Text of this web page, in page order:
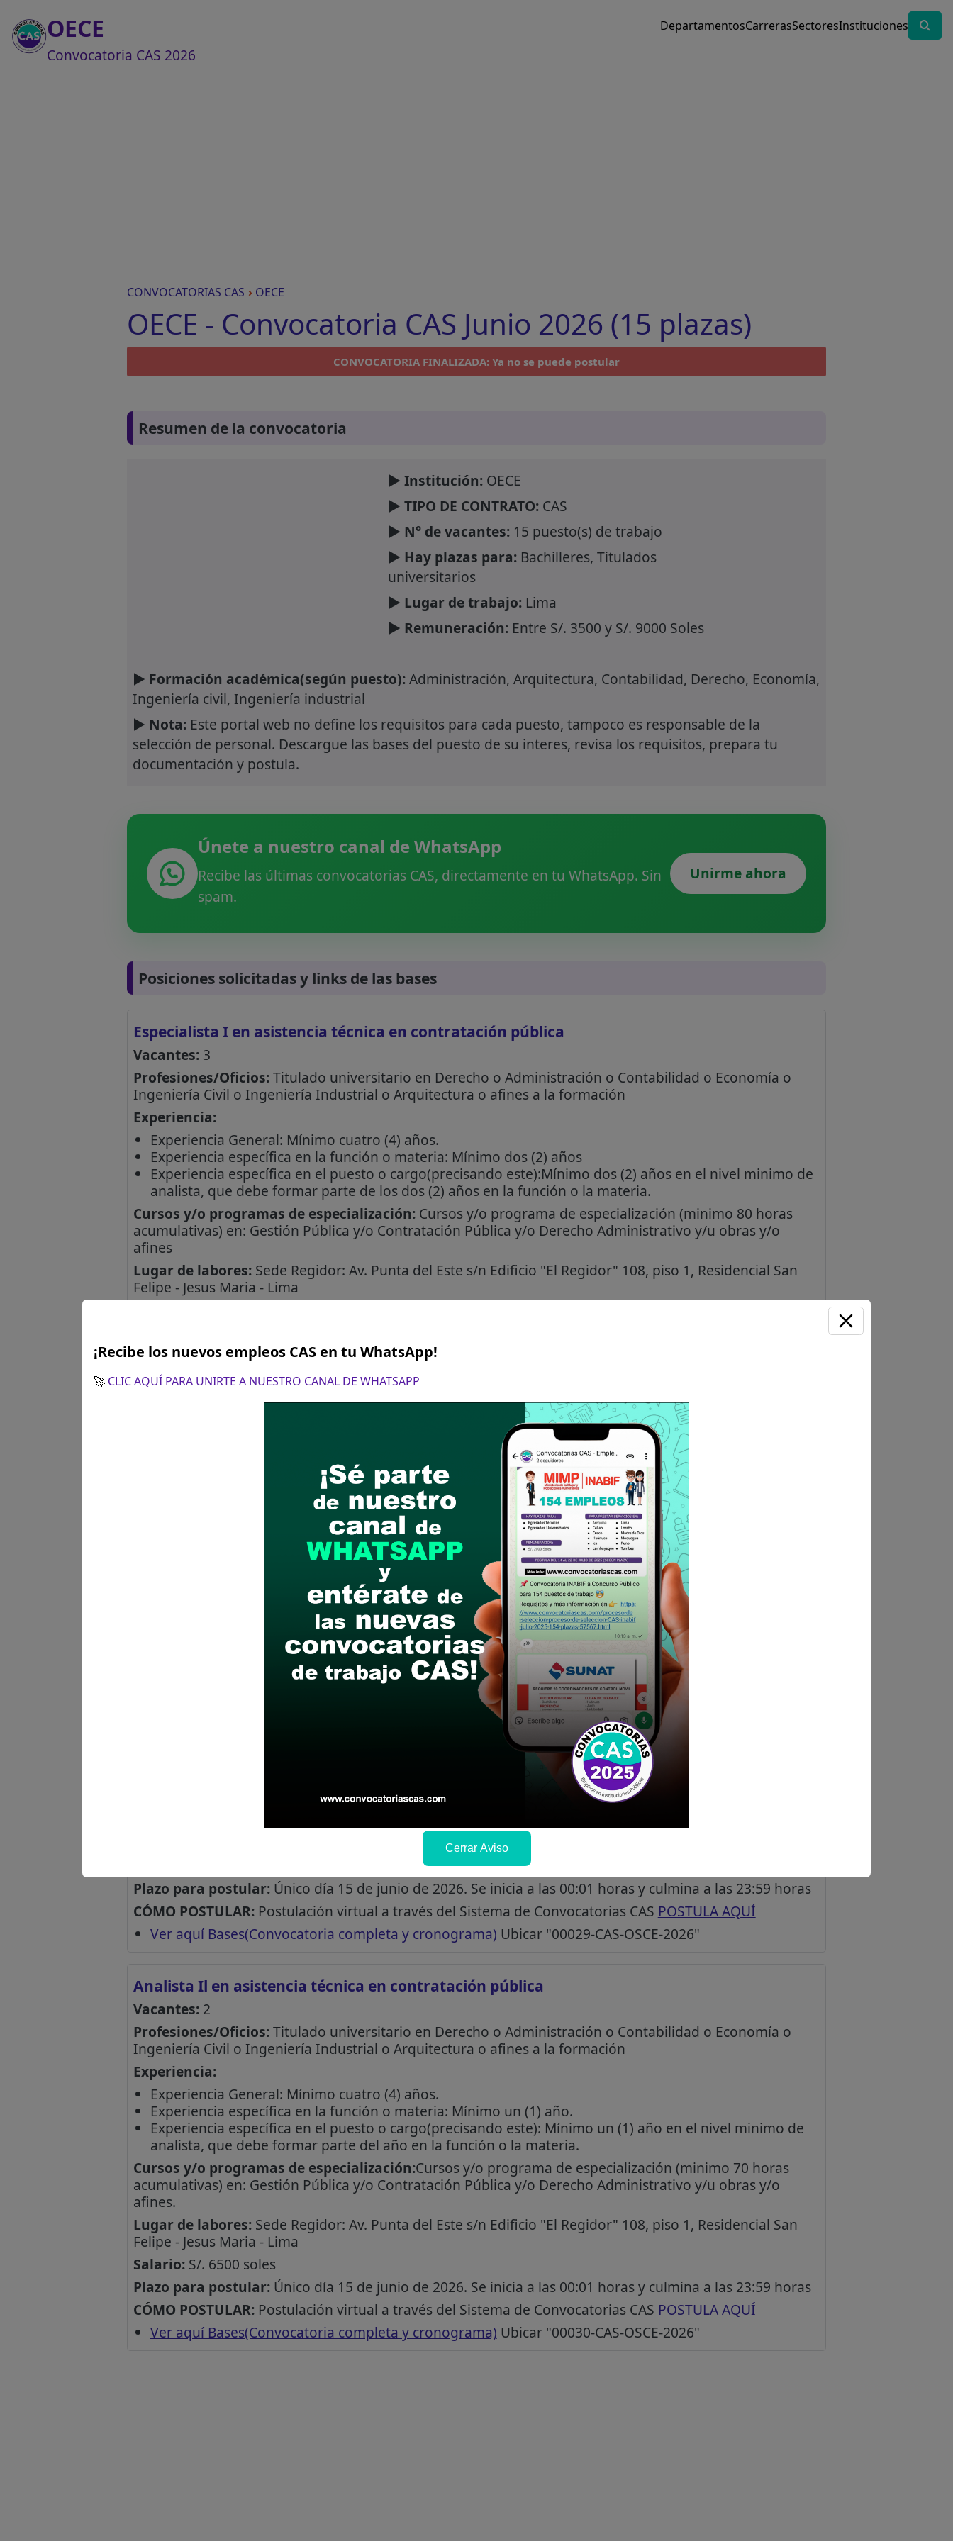
OECE
Convocatoria CAS 2026
DepartamentosCarrerasSectoresInstituciones
CONVOCATORIAS CAS › OECE
OECE - Convocatoria CAS Junio 2026 (15 plazas)
CONVOCATORIA FINALIZADA: Ya no se puede postular
Resumen de la convocatoria
► Institución:OECE
► TIPO DE CONTRATO:CAS
► N° de vacantes:15 puesto(s) de trabajo
► Hay plazas para:Bachilleres, Titulados
universitarios
► Lugar de trabajo:Lima
► Remuneración:Entre S/. 3500 y S/. 9000 Soles
► Formación académica(según puesto):Administración, Arquitectura, Contabilidad, Derecho, Economía,
Ingeniería civil, Ingeniería industrial
► Nota:Este portal web no define los requisitos para cada puesto, tampoco es responsable de la
selección de personal. Descargue las bases del puesto de su interes, revisa los requisitos, prepara tu
documentación y postula.
Únete a nuestro canal de WhatsApp
Recibe las últimas convocatorias CAS, directamente en tu WhatsApp. Sin
spam.
Unirme ahora
Posiciones solicitadas y links de las bases
Especialista I en asistencia técnica en contratación pública
Vacantes:3
Profesiones/Oficios:Titulado universitario en Derecho o Administración o Contabilidad o Economía o
Ingeniería Civil o Ingeniería Industrial o Arquitectura o afines a la formación
Experiencia:
Experiencia General: Mínimo cuatro (4) años.
Experiencia específica en la función o materia: Mínimo dos (2) años
Experiencia específica en el puesto o cargo(precisando este):Mínimo dos (2) años en el nivel minimo de
analista, que debe formar parte de los dos (2) años en la función o la materia.
Cursos y/o programas de especialización:Cursos y/o programa de especialización (minimo 80 horas
acumulativas) en: Gestión Pública y/o Contratación Pública y/o Derecho Administrativo y/u obras y/o
afines
Lugar de labores:Sede Regidor: Av. Punta del Este s/n Edificio "El Regidor" 108, piso 1, Residencial San
Felipe - Jesus Maria - Lima
CÓMO POSTULAR:Postulación virtual a través del Sistema de Convocatorias CAS
Ver aquí Bases(Convocatoria completa y cronograma)
Especialista I en asistencia técnica en contratación pública
Titulado universitario en Ingeniería Civil o Arquitectura o afines a la formación
Experiencia específica en la función o materia: Mínimo dos (2) años.
Experiencia específica en el puesto o cargo(precisando este): Mínimo dos (2) años en el nivel mínimo de
analista, que debe formar parte de los dos (2) años en la función o la materia.
Cursos y/o programa de especialización (minimo 80 horas
acumulativas) en: Gestión Pública y/o Contratación Pública y/u obras y/o afines.
Sede Regidor: Av. Punta del Este s/n Edificio "El Regidor" 108, piso 1, Residencial San
Plazo para postular:Único día 15 de junio de 2026. Se inicia a las 00:01 horas y culmina a las 23:59 horas
CÓMO POSTULAR:Postulación virtual a través del Sistema de Convocatorias CAS POSTULA AQUÍ
Ver aquí Bases(Convocatoria completa y cronograma) Ubicar "00029-CAS-OSCE-2026"
Analista Il en asistencia técnica en contratación públicа
Vacantes:2
Profesiones/Oficios:Titulado universitario en Derecho o Administración o Contabilidad o Economía o
Ingeniería Civil o Ingeniería Industrial o Arquitectura o afines a la formación
Experiencia:
Experiencia General: Mínimo cuatro (4) años.
Experiencia específica en la función o materia: Mínimo un (1) año.
Experiencia específica en el puesto o cargo(precisando este): Mínimo un (1) año en el nivel minimo de
analista, que debe formar parte del año en la función o la materia.
Cursos y/o programas de especialización:Cursos y/o programa de especialización (minimo 70 horas
acumulativas) en: Gestión Pública y/o Contratación Pública y/o Derecho Administrativo y/u obras y/o
afines.
Lugar de labores:Sede Regidor: Av. Punta del Este s/n Edificio "El Regidor" 108, piso 1, Residencial San
Felipe - Jesus Maria - Lima
Salario:S/. 6500 soles
Plazo para postular:Único día 15 de junio de 2026. Se inicia a las 00:01 horas y culmina a las 23:59 horas
CÓMO POSTULAR:Postulación virtual a través del Sistema de Convocatorias CAS POSTULA AQUÍ
Ver aquí Bases(Convocatoria completa y cronograma) Ubicar "00030-CAS-OSCE-2026"
¡Recibe los nuevos empleos CAS en tu WhatsApp!
🚀 CLIC AQUÍ PARA UNIRTE A NUESTRO CANAL DE WHATSAPP
Cerrar Aviso